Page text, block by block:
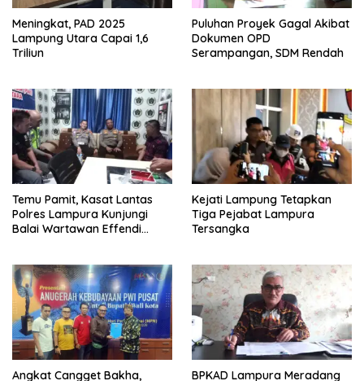
Meningkat, PAD 2025
Lampung Utara Capai 1,6
Triliun
Puluhan Proyek Gagal Akibat
Dokumen OPD
Serampangan, SDM Rendah
Temu Pamit, Kasat Lantas
Polres Lampura Kunjungi
Balai Wartawan Effendi
Kejati Lampung Tetapkan
Tiga Pejabat Lampura
Tersangka
Angkat Cangget Bakha, BPKAD Lampura Meradang